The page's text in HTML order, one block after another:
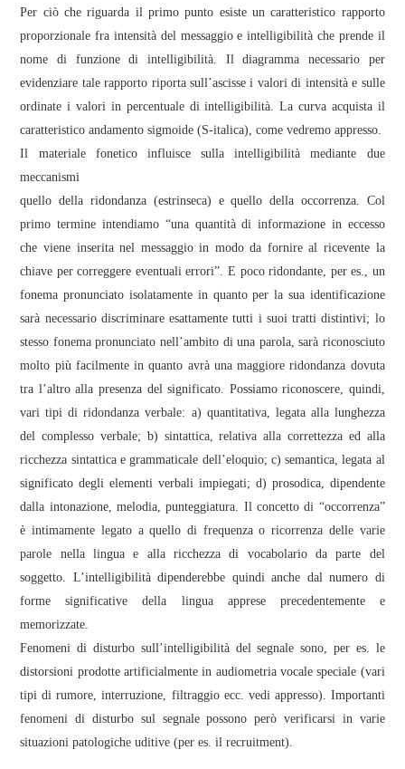
Per ciò che riguarda il primo punto esiste un caratteristico rapporto
proporzionale fra intensità del messaggio e intelligibilità che prende il
nome di funzione di intelligibilità. Il diagramma necessario per
evidenziare tale rapporto riporta sull’ascisse i valori di intensità e sulle
ordinate i valori in percentuale di intelligibilità. La curva acquista il
caratteristico andamento sigmoide (S-italica), come vedremo appresso.
Il materiale fonetico influisce sulla intelligibilità mediante due
meccanismi
quello della ridondanza (estrinseca) e quello della occorrenza. Col
primo termine intendiamo “una quantità di informazione in eccesso
che viene inserita nel messaggio in modo da fornire al ricevente la
chiave per correggere eventuali errori”. E poco ridondante, per es., un
fonema pronunciato isolatamente in quanto per la sua identificazione
sarà necessario discriminare esattamente tutti i suoi tratti distintivi; lo
stesso fonema pronunciato nell’ambito di una parola, sarà riconosciuto
molto più facilmente in quanto avrà una maggiore ridondanza dovuta
tra l’altro alla presenza del significato. Possiamo riconoscere, quindi,
vari tipi di ridondanza verbale: a) quantitativa, legata alla lunghezza
del complesso verbale; b) sintattica, relativa alla correttezza ed alla
ricchezza sintattica e grammaticale dell’eloquio; c) semantica, legata al
significato degli elementi verbali impiegati; d) prosodica, dipendente
dalla intonazione, melodia, punteggiatura. Il concetto di “occorrenza”
è intimamente legato a quello di frequenza o ricorrenza delle varie
parole nella lingua e alla ricchezza di vocabolario da parte del
soggetto. L’intelligibilità dipenderebbe quindi anche dal numero di
forme significative della lingua apprese precedentemente e
memorizzate.
Fenomeni di disturbo sull’intelligibilità del segnale sono, per es. le
distorsioni prodotte artificialmente in audiometria vocale speciale (vari
tipi di rumore, interruzione, filtraggio ecc. vedi appresso). Importanti
fenomeni di disturbo sul segnale possono però verificarsi in varie
situazioni patologiche uditive (per es. il recruitment).